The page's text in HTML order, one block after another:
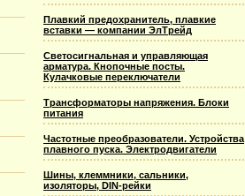
Плавкий предохранитель, плавкие
вставки — компании ЭлТрейд
Светосигнальная и управляющая
арматура. Кнопочные посты.
Кулачковые переключатели
Трансформаторы напряжения. Блоки
питания
Частотные преобразователи. Устройства
плавного пуска. Электродвигатели
Шины, клеммники, сальники,
изоляторы, DIN-рейки